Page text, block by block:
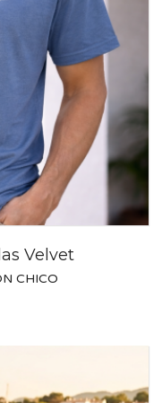
Velvet
CHICO